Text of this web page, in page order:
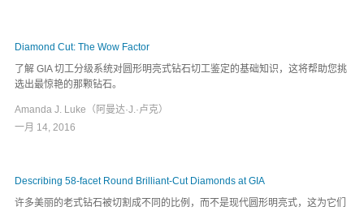
Diamond Cut: The Wow Factor
了解 GIA 切工分级系统对圆形明亮式钻石切工鉴定的基础知识，这将帮助您挑
选出最惊艳的那颗钻石。
Amanda J. Luke（阿曼达·J.·卢克）
一月 14, 2016
Describing 58-facet Round Brilliant-Cut Diamonds at GIA
许多美丽的老式钻石被切割成不同的比例，而不是现代圆形明亮式，这为它们